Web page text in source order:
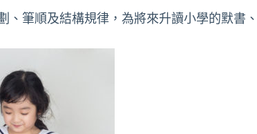
、筆順及結構規律，為將來升讀小學的默書